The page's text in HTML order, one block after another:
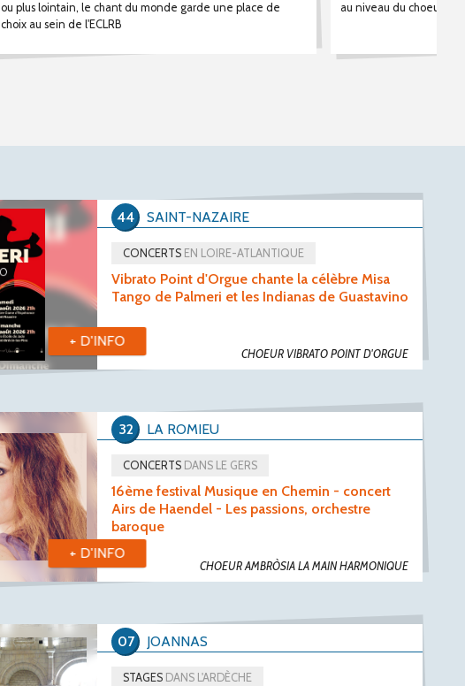
ou plus lointain, le chant du monde garde une place de
choix au sein de l'ECLRB
au niveau du choeur
Vibrato Point d'Orgue chante la célèbre Misa
Tango de Palmeri et les Indianas de Guastavino
CHOEUR VIBRATO POINT D'ORGUE
CONCERTSEN LOIRE-ATLANTIQUE
SAINT-NAZAIRE
44
+ D'INFO
16ème festival Musique en Chemin - concert
Airs de Haendel - Les passions, orchestre
baroque
CHOEUR AMBRÒSIA LA MAIN HARMONIQUE
CONCERTSDANS LE GERS
LA ROMIEU
32
+ D'INFO
STAGESDANS L'ARDÈCHE
JOANNAS
07